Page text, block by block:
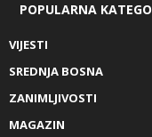
POPULARNA
VIJESTI
SREDNJA BOSNA
ZANIMLJIVOSTI
MAGAZIN